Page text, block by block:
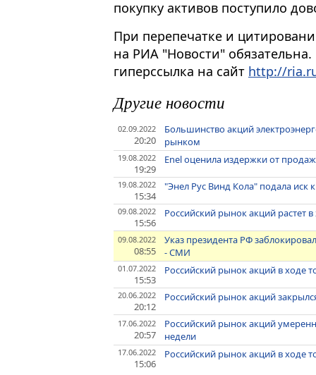
покупку активов поступило
При перепечатке и
на РИА "Новости"
гиперссылка на сайт http://
Другие новости
02.09.2022
20:20
Большинство акций
рынком
19.08.2022
19:29
Enel оценила издержки от
19.08.2022
15:34
"Энел Рус Винд Кола" подала иск
09.08.2022
15:56
Российский рынок акций растет
09.08.2022
08:55
Указ президента РФ
- СМИ
01.07.2022
15:53
Российский рынок акций в ходе
20.06.2022
20:12
Российский рынок акций
17.06.2022
20:57
Российский рынок акций
недели
17.06.2022
15:06
Российский рынок акций в ходе